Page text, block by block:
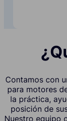
Contamos con
para motores
la práctica,
posición de
Nuestro equipo